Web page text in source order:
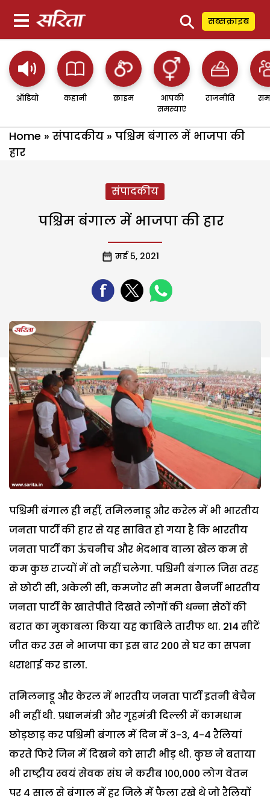
⚲ सब्सक्राइब
ऑडियो कहानी क्राइम
आपकी
समस्याएं
राजनीति
Home » संपादकीय » पश्चिम बंगाल में भाजपा की
हार
संपादकीय
पश्चिम बंगाल में भाजपा की हार
मई 5, 2021
पश्चिमी बंगाल ही नहीं, तमिलनाडू और करेल में भी भारतीय
जनता पार्टी की हार से यह साबित हो गया है कि भारतीय
जनता पार्टी का ऊंचनीच और भेदभाव वाला खेल कम से
कम कुछ राज्यों में तो नहीं चलेगा. पश्चिमी बंगाल जिस तरह
से छोटी सी, अकेली सी, कमजोर सी ममता बैनर्जी भारतीय
जनता पार्टी के खातेपीते दिखते लोगों की धन्ना सेठों की
बरात का मुकाबला किया यह काबिले तारीफ था. 214 सीटें
जीत कर उस ने भाजपा का इस बार 200 से घर का सपना
धराशाई कर डाला.
तमिलनाडू और केरल में भारतीय जनता पार्टी इतनी बेचैन
भी नहीं थी. प्रधानमंत्री और गृहमंत्री दिल्ली में कामधाम
छोड़छाड़ कर पश्चिमी बंगाल में दिन में 3-3, 4-4 रैलियां
करते फिरे जिन में दिखने को सारी भीड़ थी. कुछ ने बताया
भी राष्ट्रीय स्वयं सेवक संघ ने करीब 100,000 लोग वेतन
पर 4 साल से बंगाल में हर जिले में फैला रखे थे जो रैलियों